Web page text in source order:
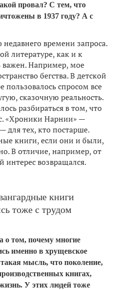
провал? С тем, что
в 1937 году? А с
времени запроса.
литературе, как и к
важен. Например, мое
бегства. В детской
пользовалось спросом все
сказочную реальность.
разбираться в том, что
«Хроники Нарнии» —
для тех, кто постарше.
книги, если они и были,
В отличие, например, от
интерес возвращался.
книги
тоже с трудом
о том, почему многие
именно в хрущевское
мысль, что поколение,
книгах,
У этих людей тоже